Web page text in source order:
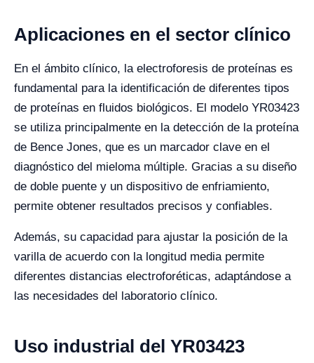
Aplicaciones en el sector clínico
En el ámbito clínico, la electroforesis de proteínas es
fundamental para la identificación de diferentes tipos
de proteínas en fluidos biológicos. El modelo YR03423
se utiliza principalmente en la detección de la proteína
de Bence Jones, que es un marcador clave en el
diagnóstico del mieloma múltiple. Gracias a su diseño
de doble puente y un dispositivo de enfriamiento,
permite obtener resultados precisos y confiables.
Además, su capacidad para ajustar la posición de la
varilla de acuerdo con la longitud media permite
diferentes distancias electroforéticas, adaptándose a
las necesidades del laboratorio clínico.
Uso industrial del YR03423